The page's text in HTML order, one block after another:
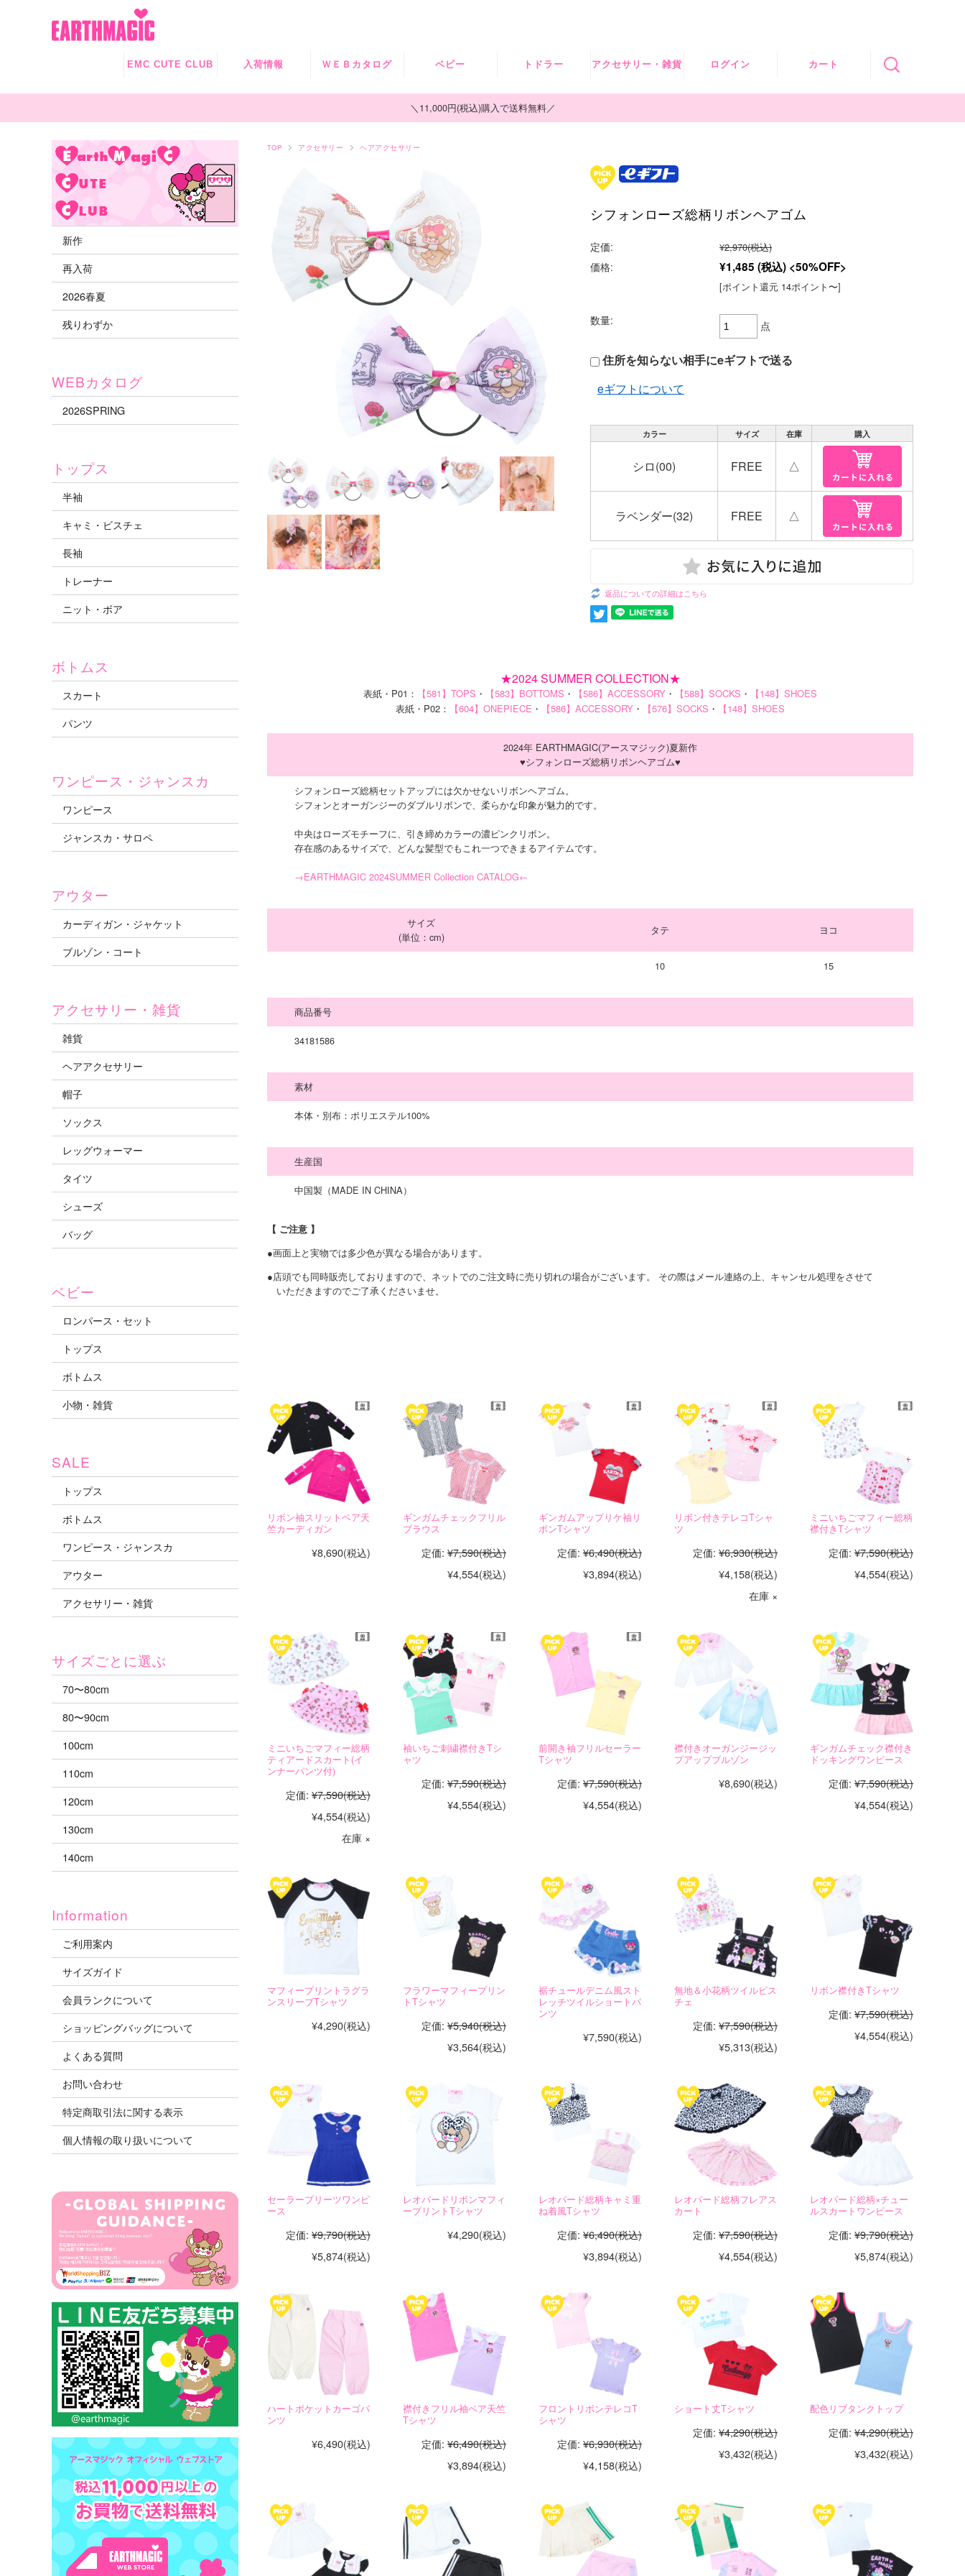
EMC CUTE CLUB 入荷情報 ＷＥＢカタログ ベビー
ロンパース・セ
小物・雑貨
食器
トドラー
トップス
アクセサリー・雑貨
ソックス
レッグウォーマ
雑貨
ログイン カート
＼11,000円(税込)購入で送料無料／
TOP アクセサリー ヘアアクセサリー
シフォンローズ総柄リボンヘアゴム
定価: ¥2,970(税込)
価格: ¥1,485 (税込) 50%OFF
[ポイント還元 14ポイント〜]
数量: 点
住所を知らない相手にeギフトで送る
eギフトについて
カラー サイズ 在庫 購入
シロ(00) FREE △
ラベンダー(32) FREE △
返品についての詳細はこちら
★2024 SUMMER COLLECTION★
表紙・P01： 【581】TOPS ・ 【583】BOTTOMS ・ 【586】ACCESSORY ・ 【588】SOCKS ・
【148】SHOES
表紙・P02：
【604】ONEPIECE ・ 【586】ACCESSORY ・ 【576】SOCKS ・ 【148】SHOES
2024年 EARTHMAGIC(アースマジック)夏新作
♥シフォンローズ総柄リボンヘアゴム♥
シフォンローズ総柄セットアップには欠かせないリボンヘアゴム。
シフォンとオーガンジーのダブルリボンで、柔らかな印象が魅力的です。
中央はローズモチーフに、引き締めカラーの濃ピンクリボン。
存在感のあるサイズで、どんな髪型でもこれ一つできまるアイテムです。
→EARTHMAGIC 2024SUMMER Collection CATALOG←
サイズ
(単位：cm)
タテ ヨコ
10 15
商品番号
34181586
素材
本体・別布：ポリエステル100%
生産国
中国製（MADE IN CHINA）
【 ご注意 】
●画面上と実物では多少色が異なる場合があります。
●店頭でも同時販売しておりますので、ネットでのご注文時に売り切れの場合がございます。 その際はメール連絡の上、キャンセル処理をさせて
いただきますのでご了承くださいませ。
リボン袖スリットベア天
竺カーディガン
¥8,690(税込)
ギンガムチェックフリル
ブラウス
定価: ¥7,590(税込)
¥4,554(税込)
ギンガムアップリケ袖リ
ボンTシャツ
定価: ¥6,490(税込)
¥3,894(税込)
リボン付きテレコTシャ
ツ
定価: ¥6,930(税込)
¥4,158(税込)
在庫 ×
ミニいちごマフィー総柄
襟付きTシャツ
定価: ¥7,590(税込)
¥4,554(税込)
ミニいちごマフィー総柄
ティアードスカート(イ
ンナーパンツ付)
定価: ¥7,590(税込)
¥4,554(税込)
在庫 ×
袖いちご刺繍襟付きTシ
ャツ
定価: ¥7,590(税込)
¥4,554(税込)
前開き袖フリルセーラー
Tシャツ
定価: ¥7,590(税込)
¥4,554(税込)
襟付きオーガンジージッ
プアップブルゾン
¥8,690(税込)
ギンガムチェック襟付き
ドッキングワンピース
定価: ¥7,590(税込)
¥4,554(税込)
マフィープリントラグラ
ンスリーブTシャツ
¥4,290(税込)
フラワーマフィープリン
トTシャツ
定価: ¥5,940(税込)
¥3,564(税込)
裾チュールデニム風スト
レッチツイルショートパ
ンツ
¥7,590(税込)
無地＆小花柄ツイルビス
チェ
定価: ¥7,590(税込)
¥5,313(税込)
リボン襟付きTシャツ
定価: ¥7,590(税込)
¥4,554(税込)
セーラープリーツワンピ
ース
定価: ¥9,790(税込)
¥5,874(税込)
レオパードリボンマフィ
ープリントTシャツ
¥4,290(税込)
レオパード総柄キャミ重
ね着風Tシャツ
定価: ¥6,490(税込)
¥3,894(税込)
レオパード総柄フレアス
カート
定価: ¥7,590(税込)
¥4,554(税込)
レオパード総柄×チュー
ルスカートワンピース
定価: ¥9,790(税込)
¥5,874(税込)
ハートポケットカーゴパ
ンツ
¥6,490(税込)
襟付きフリル袖ベア天竺
Tシャツ
定価: ¥6,490(税込)
¥3,894(税込)
フロントリボンテレコT
シャツ
定価: ¥6,930(税込)
¥4,158(税込)
ショート丈Tシャツ
定価: ¥4,290(税込)
¥3,432(税込)
配色リブタンクトップ
定価: ¥4,290(税込)
¥3,432(税込)
新作
再入荷
2026春夏
残りわずか
WEBカタログ
2026SPRING
トップス
半袖
キャミ・ビスチェ
長袖
トレーナー
ニット・ボア
ボトムス
スカート
パンツ
ワンピース・ジャンスカ
ワンピース
ジャンスカ・サロペ
アウター
カーディガン・ジャケット
ブルゾン・コート
アクセサリー・雑貨
雑貨
ヘアアクセサリー
帽子
ソックス
レッグウォーマー
タイツ
シューズ
バッグ
ベビー
ロンパース・セット
トップス
ボトムス
小物・雑貨
SALE
トップス
ボトムス
ワンピース・ジャンスカ
アウター
アクセサリー・雑貨
サイズごとに選ぶ
70〜80cm
80〜90cm
100cm
110cm
120cm
130cm
140cm
Information
ご利用案内
サイズガイド
会員ランクについて
ショッピングバッグについて
よくある質問
お問い合わせ
特定商取引法に関する表示
個人情報の取り扱いについて